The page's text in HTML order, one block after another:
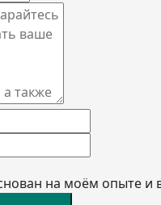
на моём опыте